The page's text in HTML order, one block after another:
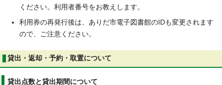
ください。利用者番号をお教えします。
利用券の再発行後は、ありだ市電子図書館のIDも変更されます
ので、ご注意ください。
貸出・返却・予約・取置について
貸出点数と貸出期間について